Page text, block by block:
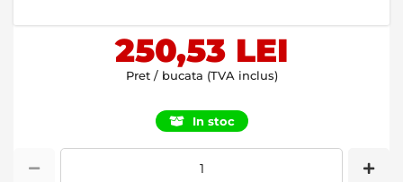
images
250,53 LEI
Pret / bucata (TVA inclus)
In stoc